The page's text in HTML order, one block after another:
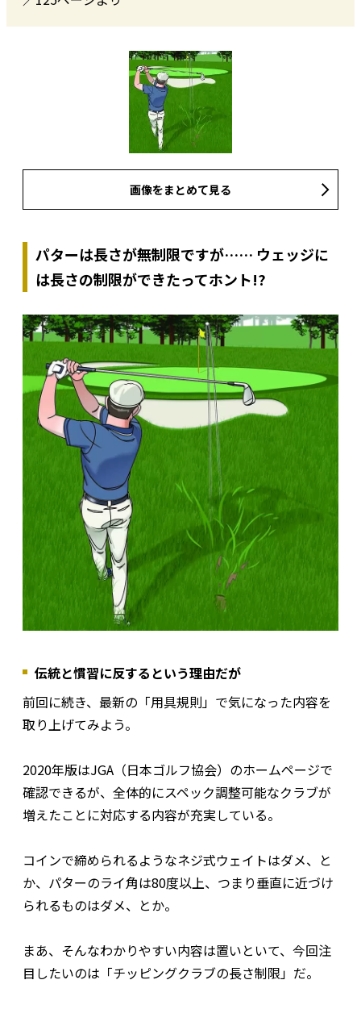
画像をまとめて見る
パターは長さが無制限ですが…… ウェッジに
は長さの制限ができたってホント!?
伝統と慣習に反するという理由だが
前回に続き、最新の「用具規則」で気になった内容を
取り上げてみよう。
2020年版はJGA（日本ゴルフ協会）のホームページで
確認できるが、全体的にスペック調整可能なクラブが
増えたことに対応する内容が充実している。
コインで締められるようなネジ式ウェイトはダメ、と
か、パターのライ角は80度以上、つまり垂直に近づけ
られるものはダメ、とか。
まあ、そんなわかりやすい内容は置いといて、今回注
目したいのは「チッピングクラブの長さ制限」だ。